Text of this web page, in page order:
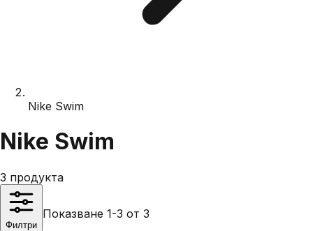
Nike Swim
Nike Swim
3 продукта
Филтри
Показване 1-3 от 3